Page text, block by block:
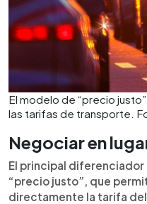
El modelo de “precio
las tarifas de transporte.
Negociar en
El principal diferenciador
“precio justo”, que
directamente la tarifa